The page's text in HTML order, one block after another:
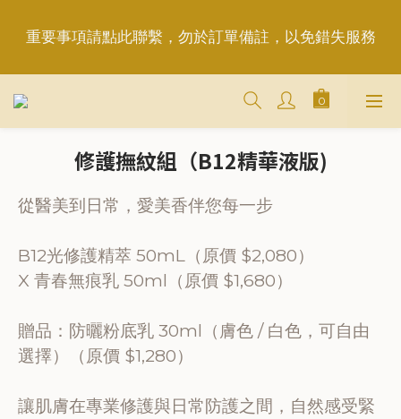
重要事項請點此聯繫，勿於訂單備註，以免錯失服務
重要事項請點此聯繫，勿於訂單備註，以免錯失服務
平日6:50前完成訂購，現貨品當日發貨｜訂單「已確
＋LINE好友折價100元✅歡迎LINE：＠aimershine
FB聯繫愛美香)
重要事項請點此聯繫，勿於訂單備註，以免錯失服務
修護撫紋組（B12精華液版)
從醫美到日常，愛美香伴您每一步
B12光修護精萃 50mL（原價 $2,080）
X 青春無痕乳 50ml（原價 $1,680）
贈品：防曬粉底乳 30ml（膚色 / 白色，可自由
選擇）（原價 $1,280）
讓肌膚在專業修護與日常防護之間，自然感受緊